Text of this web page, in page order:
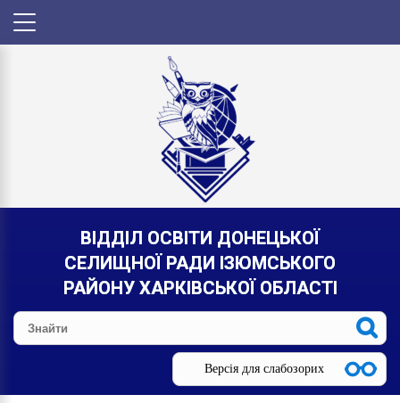
ВІДДІЛ ОСВІТИ ДОНЕЦЬКОЇ
СЕЛИЩНОЇ РАДИ ІЗЮМСЬКОГО
РАЙОНУ ХАРКІВСЬКОЇ ОБЛАСТІ
Версія для слабозорих